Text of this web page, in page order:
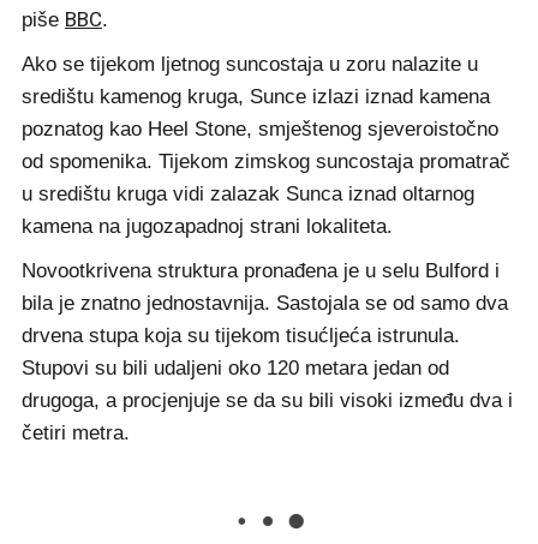
piše BBC.
Ako se tijekom ljetnog suncostaja u zoru nalazite u
središtu kamenog kruga, Sunce izlazi iznad kamena
poznatog kao Heel Stone, smještenog sjeveroistočno
od spomenika. Tijekom zimskog suncostaja promatrač
u središtu kruga vidi zalazak Sunca iznad oltarnog
kamena na jugozapadnoj strani lokaliteta.
Novootkrivena struktura pronađena je u selu Bulford i
bila je znatno jednostavnija. Sastojala se od samo dva
drvena stupa koja su tijekom tisućljeća istrunula.
Stupovi su bili udaljeni oko 120 metara jedan od
drugoga, a procjenjuje se da su bili visoki između dva i
četiri metra.